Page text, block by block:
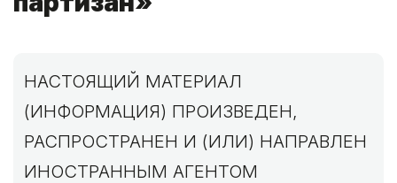
НАСТОЯЩИЙ МАТЕРИАЛ
(ИНФОРМАЦИЯ) ПРОИЗВЕДЕН,
РАСПРОСТРАНЕН И (ИЛИ) НАПРАВЛЕН
ИНОСТРАННЫМ АГЕНТОМ